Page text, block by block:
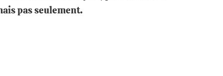
pas seulement.